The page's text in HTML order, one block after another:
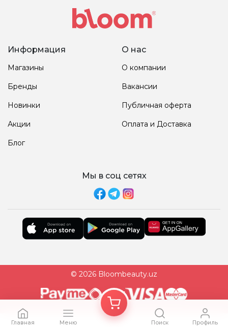
Информация
Магазины
Бренды
Новинки
Акции
Блог
О нас
О компании
Вакансии
Публичная оферта
Оплата и Доставка
Мы в соц сетях
© 2026 Bloombeauty.uz
Главная Меню Поиск Профиль